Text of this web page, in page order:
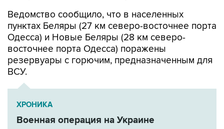
Ведомство сообщило, что в населенных
пунктах Беляры (27 км северо-восточнее порта
Одесса) и Новые Беляры (28 км северо-
восточнее порта Одесса) поражены
резервуары с горючим, предназначенным для
ВСУ.
ХРОНИКА
Военная операция на Украине